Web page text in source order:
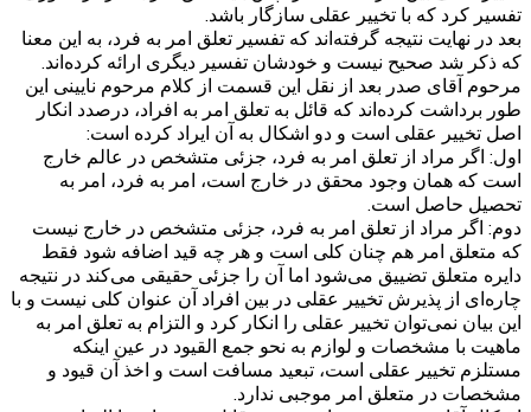
تفسیر کرد که با تخییر عقلی سازگار باشد.
بعد در نهایت نتیجه گرفته‌اند که تفسیر تعلق امر به فرد، به این معنا
که ذکر شد صحیح نیست و خودشان تفسیر دیگری ارائه کرده‌اند.
مرحوم آقای صدر بعد از نقل این قسمت از کلام مرحوم نایینی این
طور برداشت کرده‌اند که قائل به تعلق امر به افراد، درصدد انکار
اصل تخییر عقلی است و دو اشکال به آن ایراد کرده است:
اول: اگر مراد از تعلق امر به فرد، جزئی متشخص در عالم خارج
است که همان وجود محقق در خارج است، امر به فرد، امر به
تحصیل حاصل است.
دوم: اگر مراد از تعلق امر به فرد، جزئی متشخص در خارج نیست
که متعلق امر هم چنان کلی است و هر چه قید اضافه شود فقط
دایره متعلق تضییق می‌شود اما آن را جزئی حقیقی می‌کند در نتیجه
چاره‌ای از پذیرش تخییر عقلی در بین افراد آن عنوان کلی نیست و با
این بیان نمی‌توان تخییر عقلی را انکار کرد و التزام به تعلق امر به
ماهیت با مشخصات و لوازم به نحو جمع القیود در عین اینکه
مستلزم تخییر عقلی است، تبعید مسافت است و اخذ آن قیود و
مشخصات در متعلق امر موجبی ندارد.